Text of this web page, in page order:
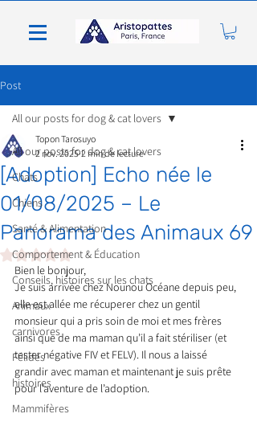
Post
All our posts for dog & cat lovers
Chats
Chiens
Santé & Alimentation
Comportement & Éducation
Conseils, histoires sur les chats
Animaux
carnivores
Félidés
histoires
Mammifères
All our posts for dog & cat lovers
[Adoption] Echo née le
01/08/2025 – Le
Panorama des Animaux 69
Topon Tarosuyo
2 nov. 2025 2 min de lecture
Noté NaN étoiles sur 5.
Bien le bonjour,
Je suis arrivée chez Nounou Océane depuis peu,
elle est allée me récuperer chez un gentil
monsieur qui a pris soin de moi et mes frères
ainsi que de ma maman qu’il a fait stériliser (et
tester négative FIV et FELV). Il nous a laissé
grandir avec maman et maintenant je suis prête
pour l’aventure de l’adoption.